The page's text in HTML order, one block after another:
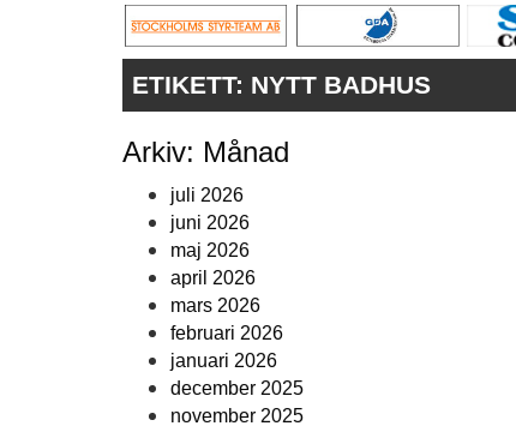
ETIKETT: NYTT BADHUS
Arkiv: Månad
juli 2026
juni 2026
maj 2026
april 2026
mars 2026
februari 2026
januari 2026
december 2025
november 2025